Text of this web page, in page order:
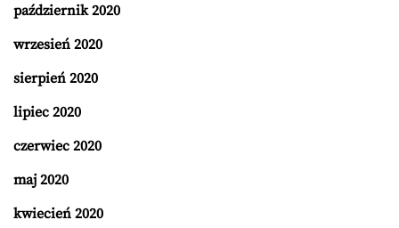
październik 2020
wrzesień 2020
sierpień 2020
lipiec 2020
czerwiec 2020
maj 2020
kwiecień 2020